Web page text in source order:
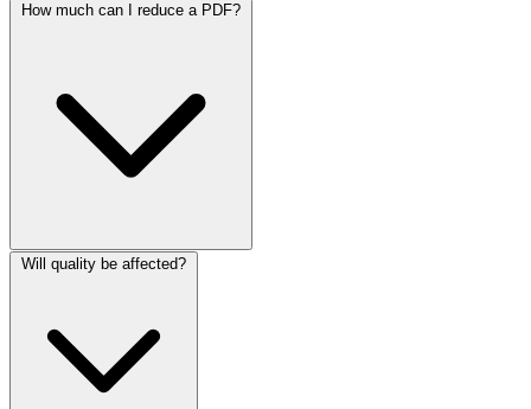
How much can I reduce a PDF?
Will quality be affected?